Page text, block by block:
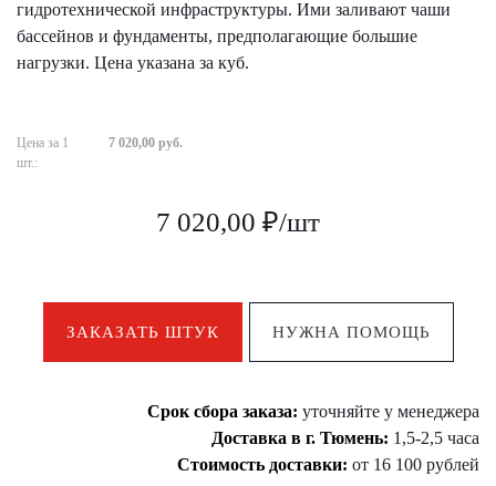
гидротехнической инфраструктуры. Ими заливают чаши
бассейнов и фундаменты, предполагающие большие
нагрузки. Цена указана за куб.
Цена за 1
шт.:
7 020,00 руб.
7 020,00 ₽/шт
ЗАКАЗАТЬ ШТУК НУЖНА ПОМОЩЬ
Срок сбора заказа: уточняйте у менеджера
Доставка в г. Тюмень: 1,5-2,5 часа
Стоимость доставки: от 16 100 рублей